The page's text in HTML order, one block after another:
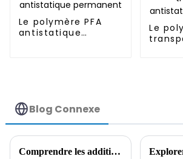
Le polymère PFA
antistatique
Le
Blog Connexe
Comprendre les additifs conducteurs : la clé pour améliorer les performances électriques des matériaux